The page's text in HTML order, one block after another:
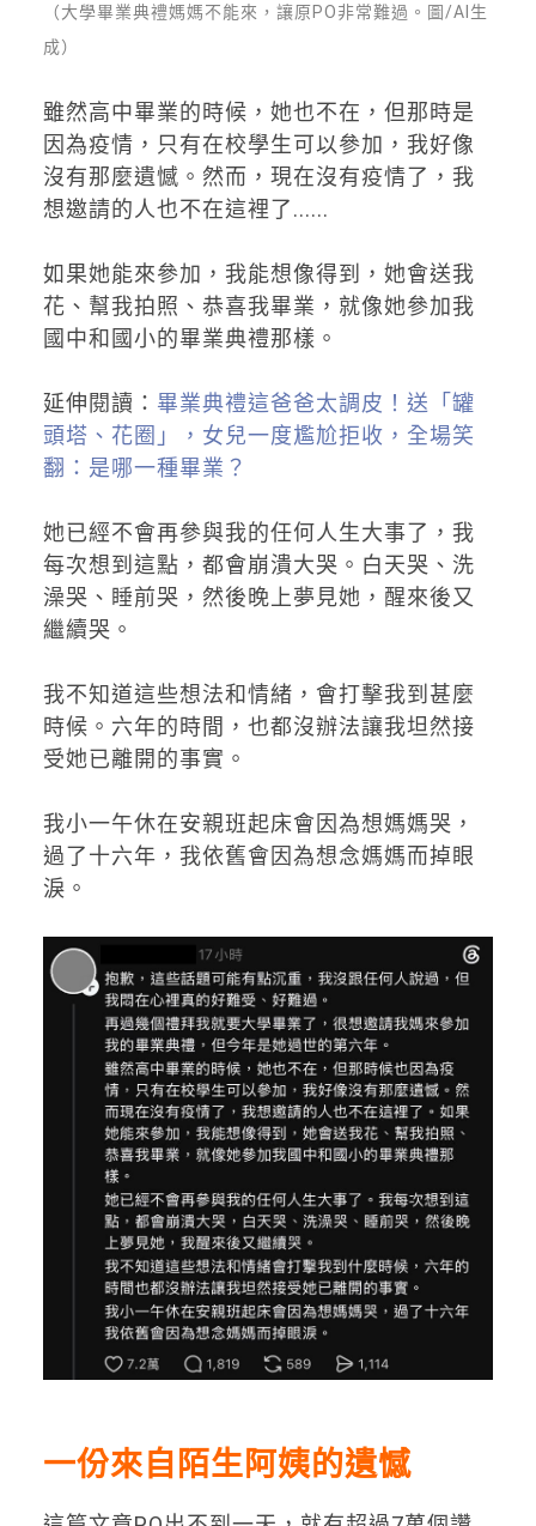
（大學畢業典禮媽媽不能來，讓原PO非常難過。圖/AI生
成）
雖然高中畢業的時候，她也不在，但那時是
因為疫情，只有在校學生可以參加，我好像
沒有那麼遺憾。然而，現在沒有疫情了，我
想邀請的人也不在這裡了......
如果她能來參加，我能想像得到，她會送我
花、幫我拍照、恭喜我畢業，就像她參加我
國中和國小的畢業典禮那樣。
延伸閱讀： 畢業典禮這爸爸太調皮！送「罐
頭塔、花圈」，女兒一度尷尬拒收，全場笑
翻：是哪一種畢業？
她已經不會再參與我的任何人生大事了，我
每次想到這點，都會崩潰大哭。白天哭、洗
澡哭、睡前哭，然後晚上夢見她，醒來後又
繼續哭。
我不知道這些想法和情緒，會打擊我到甚麼
時候。六年的時間，也都沒辦法讓我坦然接
受她已離開的事實。
我小一午休在安親班起床會因為想媽媽哭，
過了十六年，我依舊會因為想念媽媽而掉眼
淚。
一份來自陌生阿姨的遺憾